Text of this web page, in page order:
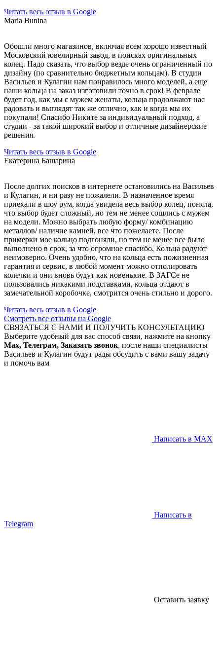
Читать весь отзыв в Google
Maria Bunina
Обошли много магазинов, включая всем хорошо известный
Московский ювелирный завод, в поисках оригинальных
колец. Надо сказать, что выбор везде очень ограниченный по
дизайну (по сравнительно бюджетным кольцам). В студии
Васильев и Кулагин нам понравилось много моделей, а еще
наши кольца на заказ изготовили точно в срок! В феврале
будет год, как мы с мужем женаты, кольца продолжают нас
радовать и выглядят так же отлично, как и когда мы их
покупали! Спасибо Никите за индивидуальный подход, а
студии - за такой широкий выбор и отличные дизайнерские
решения.
Читать весь отзыв в Google
Екатерина Башарина
После долгих поисков в интернете остановились на Васильев
и Кулагин, и ни разу не пожалели. В назначенное время
приехали в шоу рум, когда увидела весь выбор колец, поняла,
что выбор будет сложный, но тем не менее сошлись с мужем
на модели. Можно выбрать любую форму/ комбинацию
металлов/ наличие камней, все что пожелаете. После
примерки мое кольцо подгоняли, но тем не менее все было
выполнено в срок, за что огромное спасибо. Кольца радуют
неимоверно. Очень удобно, что на кольца есть пожизненная
гарантия и сервис, в любой момент можно отполировать
колечки и они вновь будут как новенькие. В ЗАГСе не
пользовались никакими подставками, кольца отдают в
замечательной коробочке, смотрится очень стильно и дорого.
Читать весь отзыв в Google
Смотреть все отзывы на Google
СВЯЗАТЬСЯ С НАМИ И ПОЛУЧИТЬ КОНСУЛЬТАЦИЮ
Выберите удобный для вас способ связи, нажмите на кнопку
Max, Телеграм, Заказать звонок, после наши специалисты
Васильев и Кулагин будут рады обсудить с вами вашу задачу
и помочь вам
Написать в MAX
Написать в
Telegram
Оставить заявку